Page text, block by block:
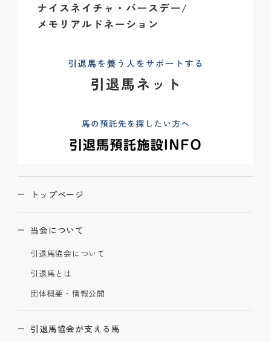
トップページ
当会について
引退馬協会について
引退馬とは
団体概要・情報公開
引退馬協会が支える馬